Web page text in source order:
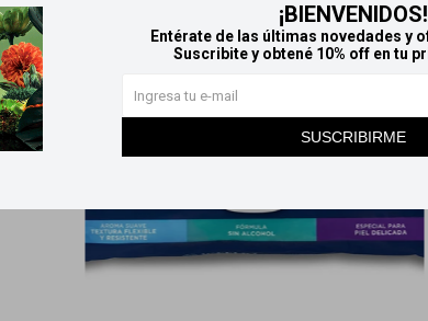
¡BIENVENIDOS!
Entérate de las últimas novedades y
Suscribite y obtené 10% off en tu
SUSCRIBIRME